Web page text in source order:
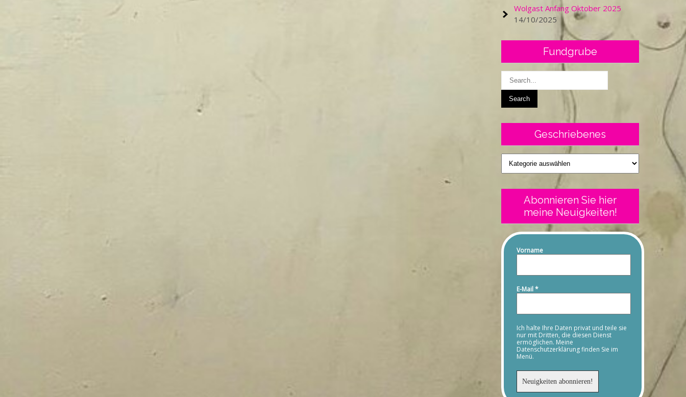
Wolgast Anfang Oktober 2025
14/10/2025
Fundgrube
Geschriebenes
Geschriebenes
Abonnieren Sie hier
meine Neuigkeiten!
Vorname
E-Mail*
Ich halte Ihre Daten privat und teile sie
nur mit Dritten, die diesen Dienst
ermöglichen. Meine
Datenschutzerklärung finden Sie im
Menü.